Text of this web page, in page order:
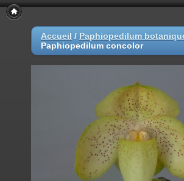
Accueil / Paphiopedilum
Paphiopedilum concolor